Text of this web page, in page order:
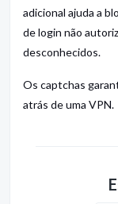
adicional ajuda a
de login não
desconhecidos.
Os captchas
atrás de uma VPN.